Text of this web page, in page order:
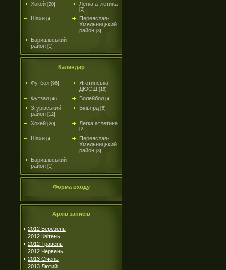
Хокей [20] Легка атлетика
[2]
Шахи [4]
Переяслав-
Хмельницький
район [3]
Баришівський
район [1]
Календар
Футбол [96]
Яготинська
ДЮСШ [18]
Футзал [46] Волейбол [4]
Згурівський
район [12]
Більярд [6]
Хокей [20] Легка атлетика
[2]
Шахи [4]
Переяслав-
Хмельницький
район [3]
Баришівський
район [1]
Форма входу
Архів записів
2012 Березень
2012 Квітень
2012 Травень
2012 Червень
2013 Січень
2013 Лютий